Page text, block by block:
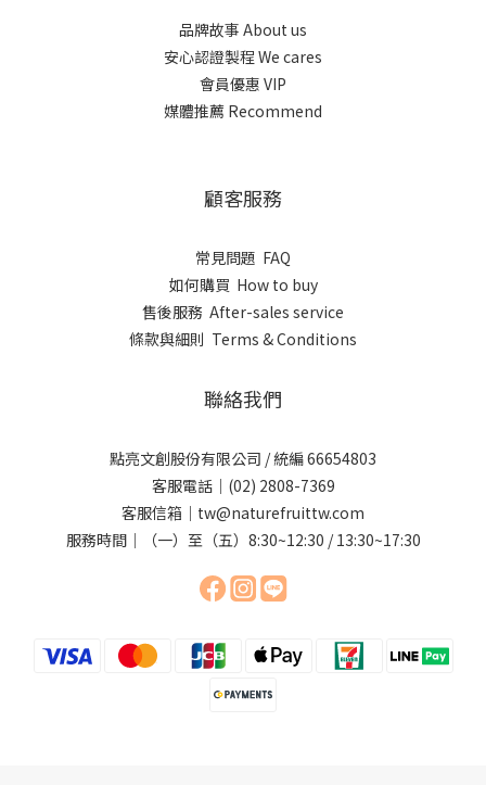
品牌故事 About us
安心認證製程 We cares
會員優惠 VIP
媒體推薦 Recommend
顧客服務
常見問題 FAQ
如何購買 How to buy
售後服務 After-sales service
條款與細則 Terms & Conditions
聯絡我們
點亮文創股份有限公司 / 統編 66654803
客服電話｜(02) 2808-7369
客服信箱｜tw@naturefruittw.com
服務時間｜（一）至（五）8:30~12:30 / 13:30~17:30